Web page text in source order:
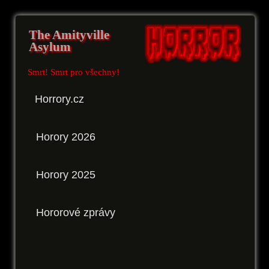
The Amityville
Asylum
Smrt! Smrt pro všechny!
Horrory.cz
Horory 2026
Horory 2025
Hororové zprávy